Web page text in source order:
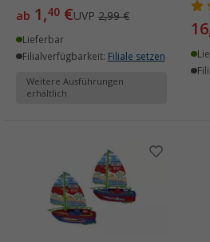
ab 1,40 €UVP 2,99 €
Lieferbar
Filialverfügbarkeit: Filiale setzen
Weitere Ausführungen
erhältlich